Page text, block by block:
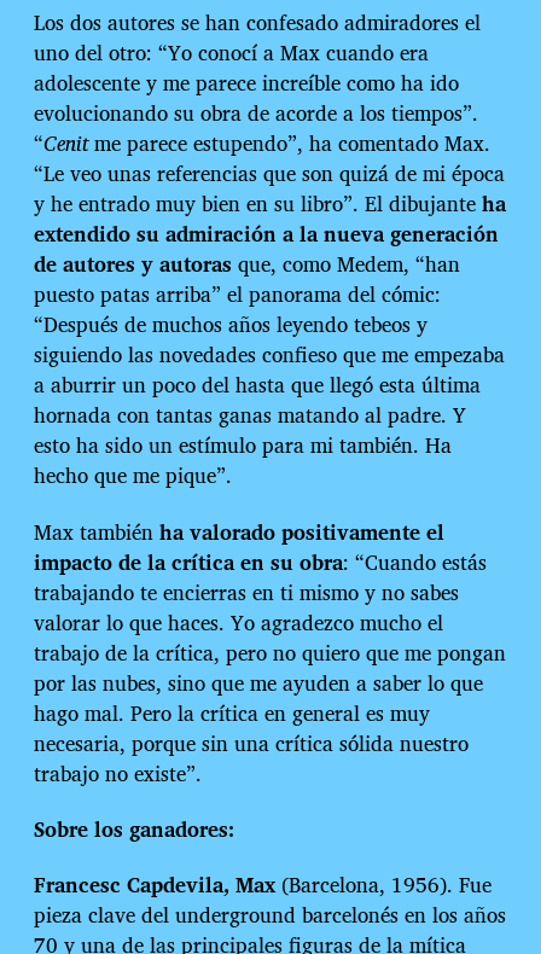
Los dos autores se han confesado admiradores el
uno del otro: “Yo conocí a Max cuando era
adolescente y me parece increíble como ha ido
evolucionando su obra de acorde a los tiempos”.
“Cenitme parece estupendo”, ha comentado Max.
“Le veo unas referencias que son quizá de mi época
y he entrado muy bien en su libro”. El dibujanteha
extendido su admiración a la nueva generación
de autores y autoras que, como Medem, “han
puesto patas arriba” el panorama del cómic:
“Después de muchos años leyendo tebeos y
siguiendo las novedades confieso que me empezaba
a aburrir un poco del hasta que llegó esta última
hornada con tantas ganas matando al padre. Y
esto ha sido un estímulo para mi también. Ha
hecho que me pique”.
Max tambiénha valorado positivamente el
impacto de la crítica en su obra: “Cuando estás
trabajando te encierras en ti mismo y no sabes
valorar lo que haces. Yo agradezco mucho el
trabajo de la crítica, pero no quiero que me pongan
por las nubes, sino que me ayuden a saber lo que
hago mal. Pero la crítica en general es muy
necesaria, porque sin una crítica sólida nuestro
trabajo no existe”.
Sobre los ganadores:
Francesc Capdevila, Max(Barcelona, 1956). Fue
pieza clave del underground barcelonés en los años
70 y una de las principales figuras de la mítica